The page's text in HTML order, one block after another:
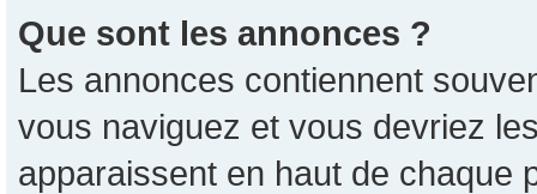
Que sont les annonces ?
Les annonces contiennent
vous naviguez et vous devriez
apparaissent en haut de chaque